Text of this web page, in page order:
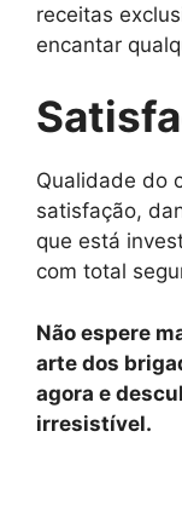
receitas
encantar
Qualidade do
satisfação,
que está
com total
Não espere
arte dos
agora e
irresistível.